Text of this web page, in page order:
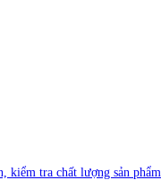
kiểm tra chất lượng sản phẩm